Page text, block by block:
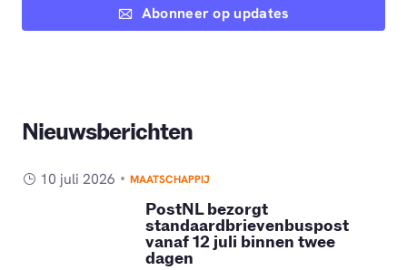
Abonneer op updates
Nieuwsberichten
10 juli 2026 MAATSCHAPPIJ
PostNL bezorgt
standaardbrievenbuspost
vanaf 12 juli binnen twee
dagen